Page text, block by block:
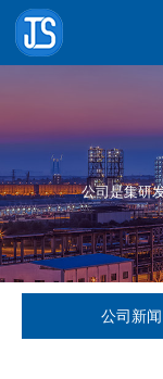
公司是集研
公司新闻